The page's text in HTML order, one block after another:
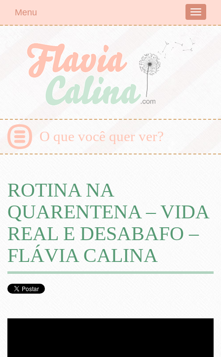
Toggle
Menu
O que você quer ver?
ROTINA NA
QUARENTENA – VIDA
REAL E DESABAFO –
FLÁVIA CALINA